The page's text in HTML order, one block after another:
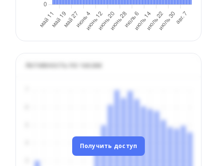
Активность по часам
Получить доступ